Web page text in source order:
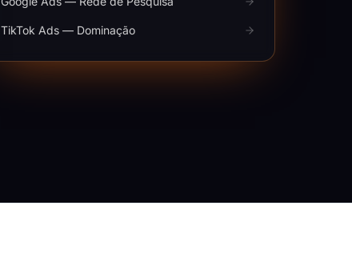
TikTok Ads — Dominação